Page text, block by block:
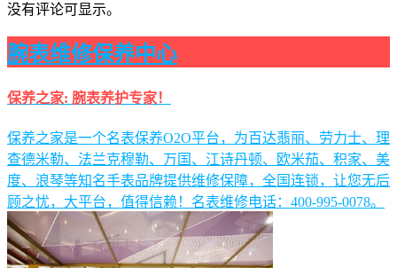
没有评论可显示。
腕表维修保养中心
保养之家: 腕表养护专家！
保养之家是一个名表保养O2O平台，为百达翡丽、劳力士、理
查德米勒、法兰克穆勒、万国、江诗丹顿、欧米茄、积家、美
度、浪琴等知名手表品牌提供维修保障，全国连锁，让您无后
顾之忧，大平台，值得信赖！名表维修电话：400-995-0078。